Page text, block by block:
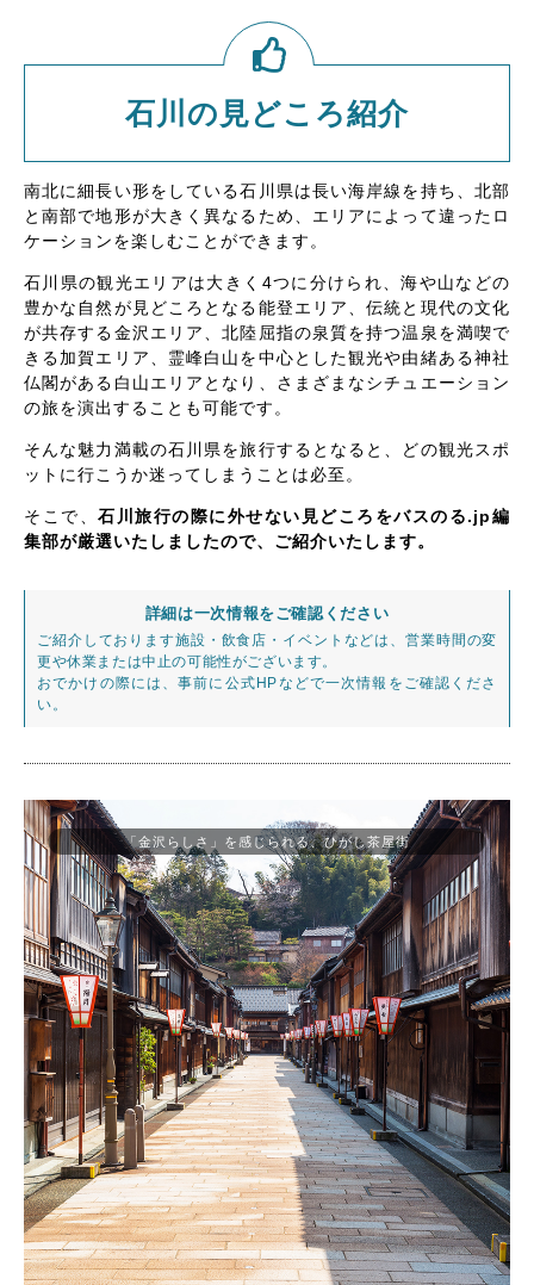
石川の見どころ紹介
南北に細長い形をしている石川県は長い海岸線を持ち、北部
と南部で地形が大きく異なるため、エリアによって違ったロ
ケーションを楽しむことができます。
石川県の観光エリアは大きく4つに分けられ、海や山などの
豊かな自然が見どころとなる能登エリア、伝統と現代の文化
が共存する金沢エリア、北陸屈指の泉質を持つ温泉を満喫で
きる加賀エリア、霊峰白山を中心とした観光や由緒ある神社
仏閣がある白山エリアとなり、さまざまなシチュエーション
の旅を演出することも可能です。
そんな魅力満載の石川県を旅行するとなると、どの観光スポ
ットに行こうか迷ってしまうことは必至。
そこで、石川旅行の際に外せない見どころをバスのる.jp編
集部が厳選いたしましたので、ご紹介いたします。
詳細は一次情報をご確認ください
ご紹介しております施設・飲食店・イベントなどは、営業時間の変
更や休業または中止の可能性がございます。
おでかけの際には、事前に公式HPなどで一次情報をご確認くださ
い。
「金沢らしさ」を感じられる、ひがし茶屋街